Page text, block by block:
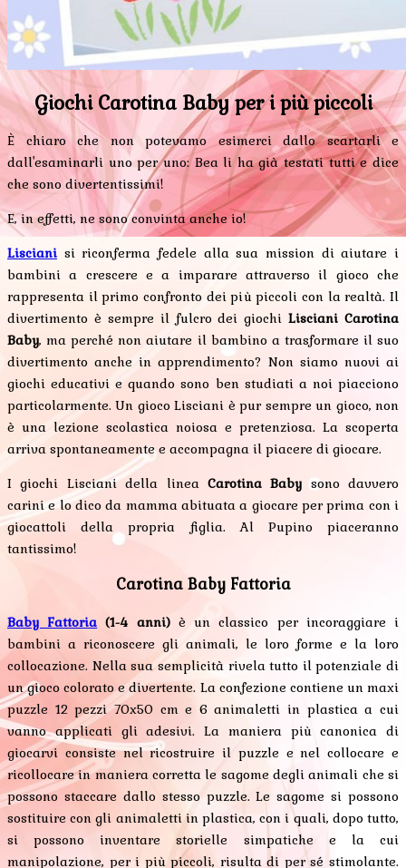
Giochi Carotina Baby per i più piccoli
È chiaro che non potevamo esimerci dallo scartarli e
dall'esaminarli uno per uno: Bea li ha già testati tutti e dice
che sono divertentissimi!
E, in effetti, ne sono convinta anche io!
Lisciani si riconferma fedele alla sua mission di aiutare i
bambini a crescere e a imparare attraverso il gioco che
rappresenta il primo confronto dei più piccoli con la realtà. Il
divertimento è sempre il fulcro dei giochiLisciani Carotina
Baby, ma perché non aiutare il bambino a trasformare il suo
divertimento anche in apprendimento? Non siamo nuovi ai
giochi educativi e quando sono ben studiati a noi piacciono
particolarmente. Un gioco Lisciani è pur sempre un gioco, non
è una lezione scolastica noiosa e pretenziosa. La scoperta
arriva spontaneamente e accompagna il piacere di giocare.
I giochi Lisciani della linea Carotina Baby sono davvero
carini e lo dico da mamma abituata a giocare per prima con i
giocattoli della propria figlia. Al Pupino piaceranno
tantissimo!
Carotina Baby Fattoria
Baby Fattoria (1-4 anni)è un classico per incoraggiare i
bambini a riconoscere gli animali, le loro forme e la loro
collocazione. Nella sua semplicità rivela tutto il potenziale di
un gioco colorato e divertente. La confezione contiene un maxi
puzzle 12 pezzi 70x50 cm e 6 animaletti in plastica a cui
vanno applicati gli adesivi. La maniera più canonica di
giocarvi consiste nel ricostruire il puzzle e nel collocare e
ricollocare in maniera corretta le sagome degli animali che si
possono staccare dallo stesso puzzle. Le sagome si possono
sostituire con gli animaletti in plastica, con i quali, dopo tutto,
si possono inventare storielle simpatiche e la cui
manipolazione, per i più piccoli, risulta di per sé stimolante.